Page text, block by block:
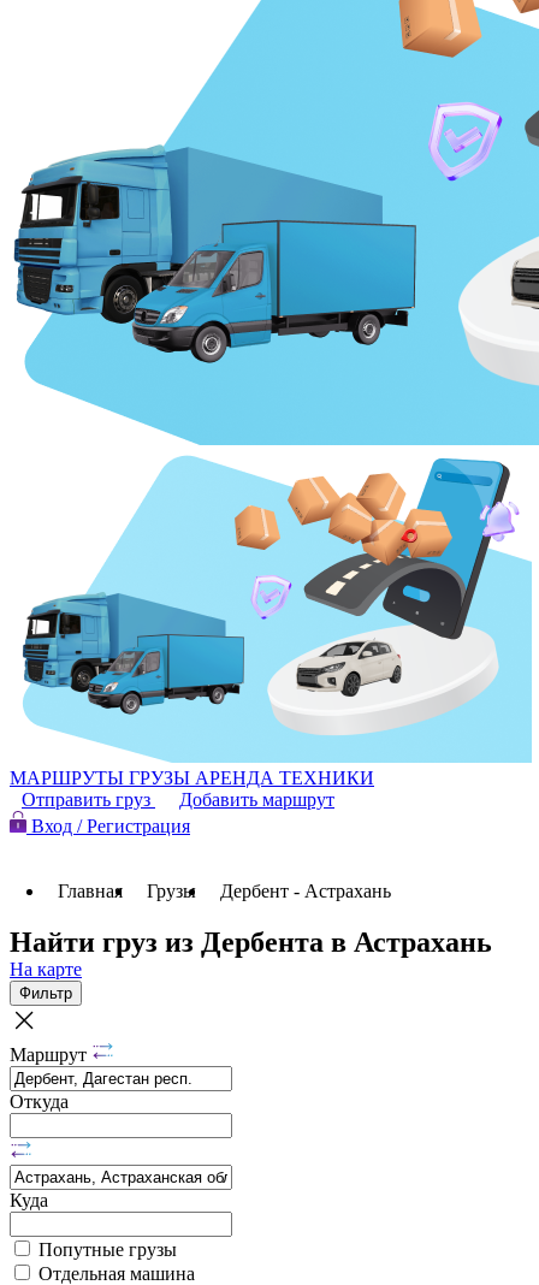
МАРШРУТЫ ГРУЗЫ АРЕНДА ТЕХНИКИ
Отправить груз
Добавить маршрут
Вход / Регистрация
Главная Грузы Дербент - Астрахань
Найти груз из Дербента в Астрахань
На карте
Фильтр
Маршрут
Откуда
Куда
Попутные грузы
Отдельная машина